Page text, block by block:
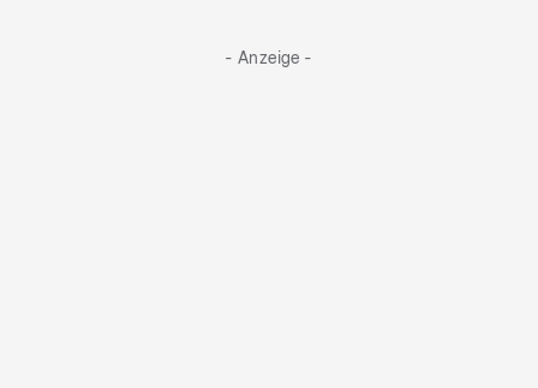
- Anzeige -